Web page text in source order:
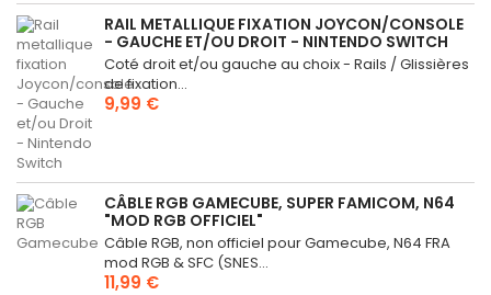
RAIL METALLIQUE FIXATION JOYCON/CONSOLE
- GAUCHE ET/OU DROIT - NINTENDO SWITCH
Coté droit et/ou gauche au choix - Rails / Glissières
de fixation...
9,99 €
CÂBLE RGB GAMECUBE, SUPER FAMICOM, N64
"MOD RGB OFFICIEL"
Câble RGB, non officiel pour Gamecube, N64 FRA
mod RGB & SFC (SNES...
11,99 €